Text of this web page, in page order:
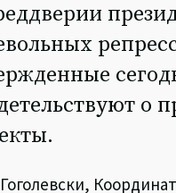
о